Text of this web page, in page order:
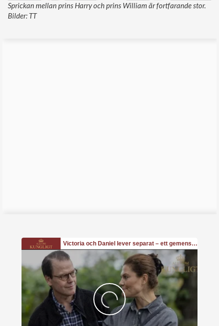
Sprickan mellan prins Harry och prins William är fortfarande stor.
Bilder: TT